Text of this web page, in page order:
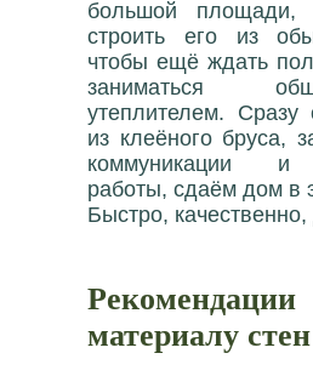
большой площади,
строить его из
чтобы ещё ждать
заниматься
утеплителем. Сразу
из клеёного бруса,
коммуникации и
работы, сдаём дом в
Быстро, качественно,
материалу стен